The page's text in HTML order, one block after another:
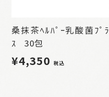
桑抹茶ﾍﾙﾊﾟｰ乳酸菌ﾌﾟﾗ
ｽ 30包
¥4,350税込